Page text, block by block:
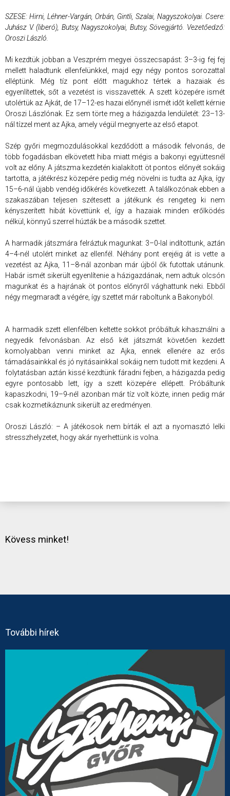
SZESE: Hirni, Léhner-Vargán, Orbán, Gintli, Szalai, Nagyszokolyai. Csere:
Juhász V. (liberó), Butsy, Nagyszokolyai, Butsy, Sövegjártó. Vezetőedző:
Oroszi László.
Mi kezdtük jobban a Veszprém megyei összecsapást: 3–3-ig fej fej
mellett haladtunk ellenfelünkkel, majd egy négy pontos sorozattal
elléptünk. Még tíz pont előtt magukhoz tértek a hazaiak és
egyenlítettek, sőt a vezetést is visszavették. A szett közepére ismét
utolértük az Ajkát, de 17–12-es hazai előnynél ismét időt kellett kérnie
Oroszi Lászlónak. Ez sem törte meg a házigazda lendületét: 23–13-
nál tízzel ment az Ajka, amely végül megnyerte az első etapot.
Szép győri megmozdulásokkal kezdődött a második felvonás, de
több fogadásban elkövetett hiba miatt mégis a bakonyi együttesnél
volt az előny. A játszma kezdetén kialakított öt pontos előnyét sokáig
tartotta, a játékrész közepére pedig még növelni is tudta az Ajka, így
15–6-nál újabb vendég időkérés következett. A találkozónak ebben a
szakaszában teljesen szétesett a játékunk és rengeteg ki nem
kényszerített hibát követtünk el, így a hazaiak minden erőlködés
nélkül, könnyű szerrel húzták be a második szettet.
A harmadik játszmára felráztuk magunkat: 3–0-lal indítottunk, aztán
4–4-nél utolért minket az ellenfél. Néhány pont erejéig át is vette a
vezetést az Ajka, 11–8-nál azonban már újból ők futottak utánunk.
Habár ismét sikerült egyenlítenie a házigazdának, nem adtuk olcsón
magunkat és a hajrának öt pontos előnyről vághattunk neki. Ebből
négy megmaradt a végére, így szettet már raboltunk a Bakonyból.
A harmadik szett ellenfélben keltette sokkot próbáltuk kihasználni a
negyedik felvonásban. Az első két játszmát követően kezdett
komolyabban venni minket az Ajka, ennek ellenére az erős
támadásainkkal és jó nyitásainkkal sokáig nem tudott mit kezdeni. A
folytatásban aztán kissé kezdtünk fáradni fejben, a házigazda pedig
egyre pontosabb lett, így a szett közepére ellépett. Próbáltunk
kapaszkodni, 19–9-nél azonban már tíz volt közte, innen pedig már
csak kozmetikáznunk sikerült az eredményen.
Oroszi László: – A játékosok nem bírták el azt a nyomasztó lelki
stresszhelyzetet, hogy akár nyerhettünk is volna.
Kövess minket!
További hírek